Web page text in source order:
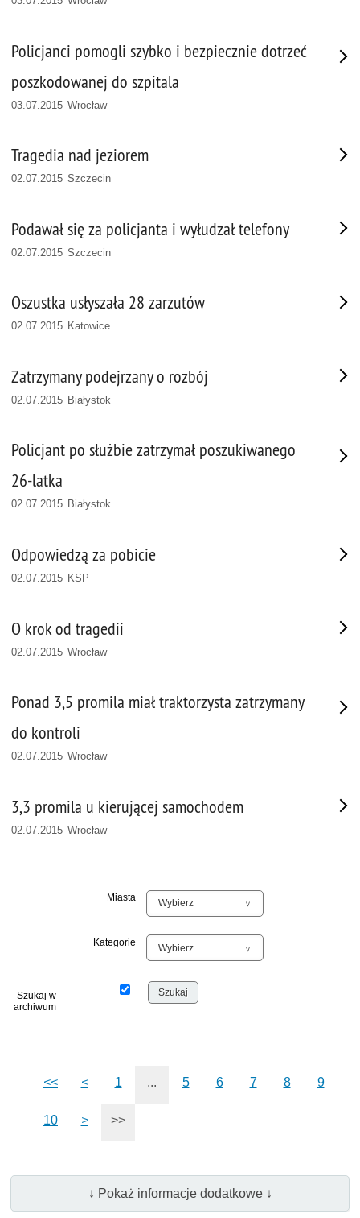
Policjanci pomogli szybko i bezpiecznie dotrzeć
poszkodowanej do szpitala
03.07.2015 Wrocław
Tragedia nad jeziorem
02.07.2015 Szczecin
Podawał się za policjanta i wyłudzał telefony
02.07.2015 Szczecin
Oszustka usłyszała 28 zarzutów
02.07.2015 Katowice
Zatrzymany podejrzany o rozbój
02.07.2015 Białystok
Policjant po służbie zatrzymał poszukiwanego
26-latka
02.07.2015 Białystok
Odpowiedzą za pobicie
02.07.2015 KSP
O krok od tragedii
02.07.2015 Wrocław
Ponad 3,5 promila miał traktorzysta zatrzymany
do kontroli
02.07.2015 Wrocław
3,3 promila u kierującej samochodem
02.07.2015 Wrocław
Miasta
Kategorie
Szukaj w
archiwum
<< < 1 ... 5 6 7 8 9
10 > >>
↓ Pokaż informacje dodatkowe ↓